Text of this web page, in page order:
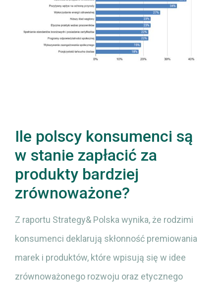
Ile polscy konsumenci są
w stanie zapłacić za
produkty bardziej
zrównoważone?
Z raportu Strategy& Polska wynika, że rodzimi
konsumenci deklarują skłonność premiowania
marek i produktów, które wpisują się w idee
zrównoważonego rozwoju oraz etycznego